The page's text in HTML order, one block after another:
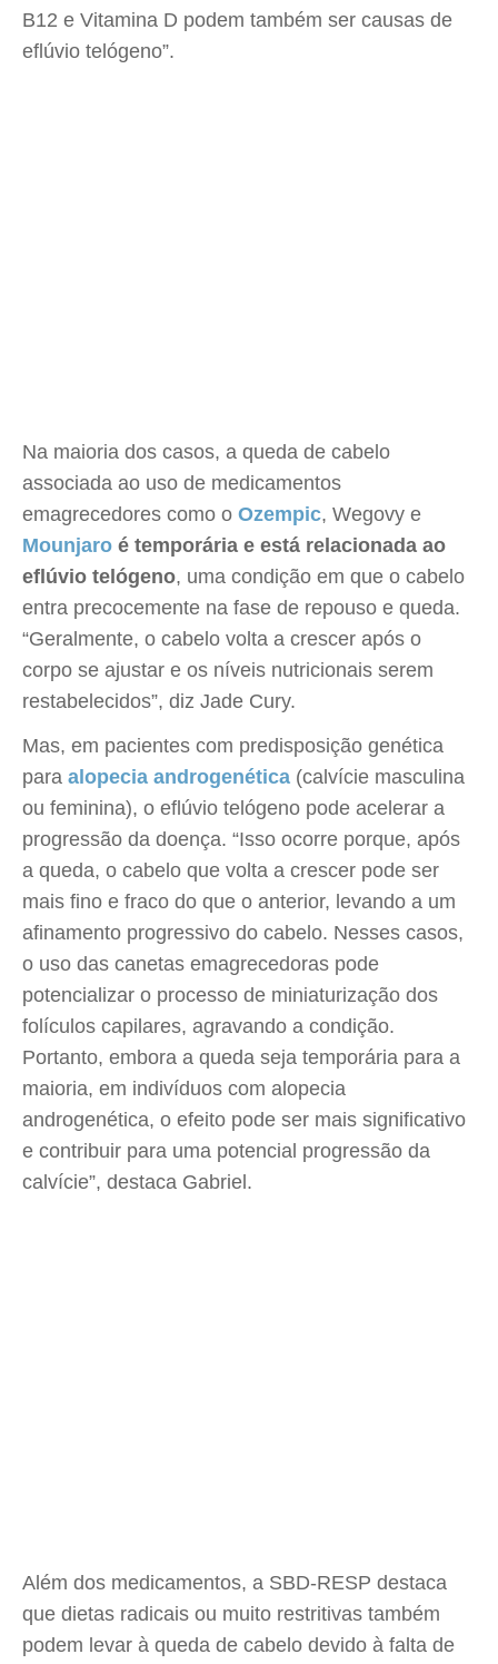
B12 e Vitamina D podem também ser causas de
eflúvio telógeno”.
Na maioria dos casos, a queda de cabelo
associada ao uso de medicamentos
emagrecedores como o Ozempic, Wegovy e
Mounjaro é temporária e está relacionada ao
eflúvio telógeno, uma condição em que o cabelo
entra precocemente na fase de repouso e queda.
“Geralmente, o cabelo volta a crescer após o
corpo se ajustar e os níveis nutricionais serem
restabelecidos”, diz Jade Cury.
Mas, em pacientes com predisposição genética
para alopecia androgenética (calvície masculina
ou feminina), o eflúvio telógeno pode acelerar a
progressão da doença. “Isso ocorre porque, após
a queda, o cabelo que volta a crescer pode ser
mais fino e fraco do que o anterior, levando a um
afinamento progressivo do cabelo. Nesses casos,
o uso das canetas emagrecedoras pode
potencializar o processo de miniaturização dos
folículos capilares, agravando a condição.
Portanto, embora a queda seja temporária para a
maioria, em indivíduos com alopecia
androgenética, o efeito pode ser mais significativo
e contribuir para uma potencial progressão da
calvície”, destaca Gabriel.
Além dos medicamentos, a SBD-RESP destaca
que dietas radicais ou muito restritivas também
podem levar à queda de cabelo devido à falta de